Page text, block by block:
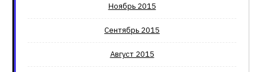
Ноябрь 2015
Сентябрь 2015
Август 2015